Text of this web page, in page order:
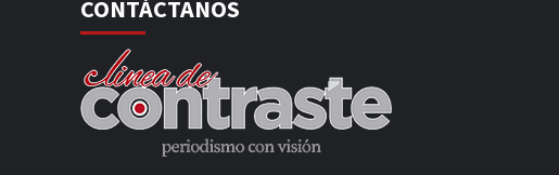
CONTÁCTANOS